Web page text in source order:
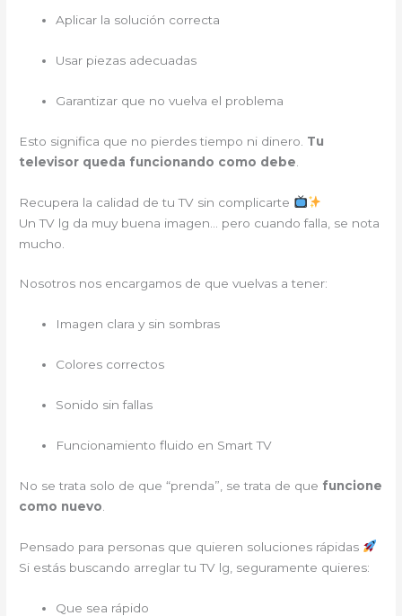
Aplicar la solución correcta
Usar piezas adecuadas
Garantizar que no vuelva el problema
Esto significa que no pierdes tiempo ni dinero. Tu
televisor queda funcionando como debe
Recupera la calidad de tu TV sin complicarte
Un TV lg da muy buena imagen… pero cuando falla, se nota
mucho.
Nosotros nos encargamos de que vuelvas a tener:
Imagen clara y sin sombras
Colores correctos
Sonido sin fallas
Funcionamiento fluido en Smart TV
No se trata solo de que “prenda”, se trata de que funcione
como nuevo
Pensado para personas que quieren soluciones rápidas
Si estás buscando arreglar tu TV lg, seguramente quieres:
Que sea rápido